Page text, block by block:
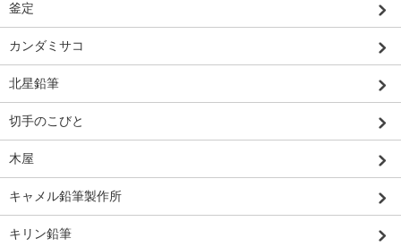
釜定
カンダミサコ
北星鉛筆
切手のこびと
木屋
キャメル鉛筆製作所
キリン鉛筆